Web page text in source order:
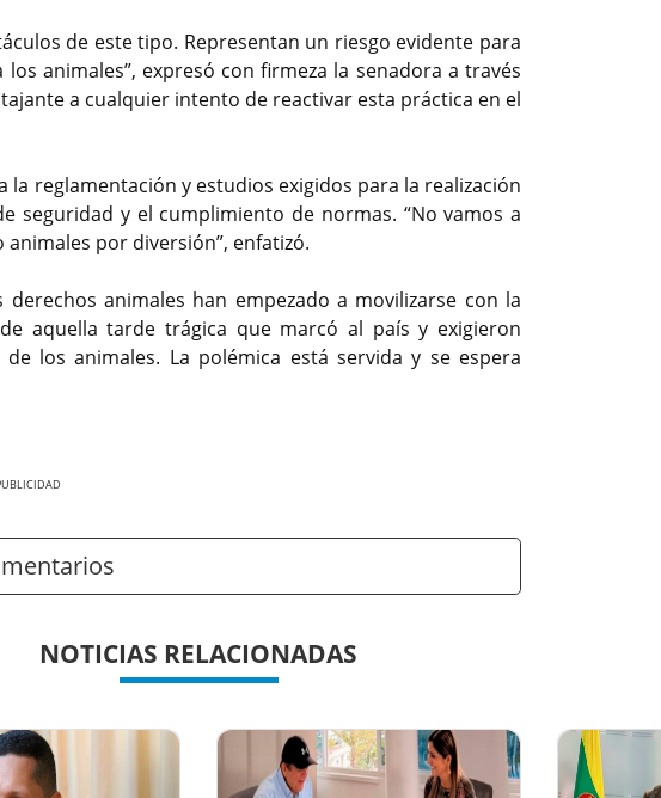
de este tipo. Representan un riesgo evidente para
animales”, expresó con firmeza la senadora a través
a cualquier intento de reactivar esta práctica en el
reglamentación y estudios exigidos para la realización
seguridad y el cumplimiento de normas. “No vamos a
por diversión”, enfatizó.
animales han empezado a movilizarse con la
aquella tarde trágica que marcó al país y exigieron
los animales. La polémica está servida y se espera
NOTICIAS RELACIONADAS